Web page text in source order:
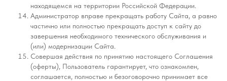
находящемся на территории Российской Федерации.
Администратор вправе прекращать работу Сайта, а равно
частично или полностью прекращать доступ к сайту до
завершения необходимого технического обслуживания и
(или) модернизации Сайта.
Совершая действия по принятию настоящего Соглашения
(оферты), Пользователь гарантирует, что ознакомлен,
соглашается, полностью и безоговорочно принимает все
Политика конфидециальности
Политика использвания файлов Cookies